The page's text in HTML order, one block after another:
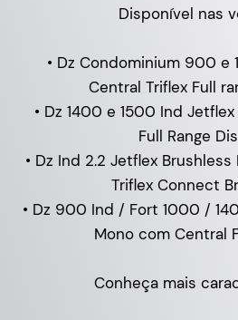
Disponível nas
• Dz Condominium 900 e
Central Triflex Full
• Dz 1400 e 1500 Ind
Full Range
• Dz Ind 2.2 Jetflex
Triflex Connect
• Dz 900 Ind / Fort 1000 /
Mono com Central
Conheça mais